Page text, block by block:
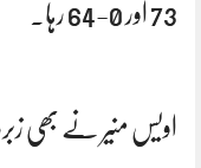
73 اور 0-64 رہا۔
اویس منیر نے بھی